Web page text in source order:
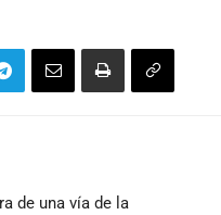
de una vía de la